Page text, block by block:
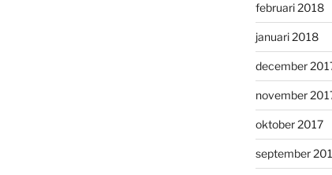
februari 2018
januari 2018
december
november
oktober 2017
september